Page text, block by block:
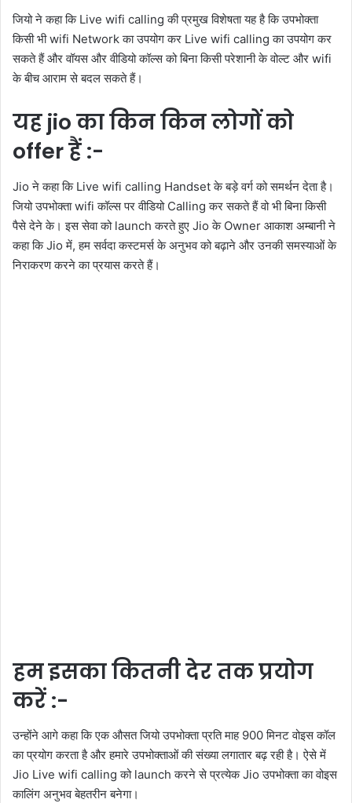
जियो ने कहा कि Live wifi calling की प्रमुख विशेषता यह है कि उपभोक्‍ता
किसी भी wifi Network का उपयोग कर Live wifi calling का उपयोग कर
सकते हैं और वॉयस और वीडियो कॉल्‍स को बिना किसी परेशानी के वोल्‍ट और wifi
के बीच आराम से बदल सकते हैं।
यह jio का किन किन लोगों को
offer हैं :-
Jio ने कहा कि Live wifi calling Handset के बड़े वर्ग को समर्थन देता है।
जियो उपभोक्‍ता wifi कॉल्‍स पर वीडियो Calling कर सकते हैं वो भी बिना किसी
पैसे देने के। इस सेवा को launch करते हुए Jio के Owner आकाश अम्बानी ने
कहा कि Jio में, हम सर्वदा कस्टमर्स के अनुभव को बढ़ाने और उनकी समस्‍याओं के
निराकरण करने का प्रयास करते हैं।
हम इसका कितनी देर तक प्रयोग
करें :-
उन्‍होंने आगे कहा कि एक औसत जियो उपभोक्‍ता प्रति माह 900 मिनट वोइस कॉल
का प्रयोग करता है और हमारे उपभोक्‍ताओं की संख्‍या लगातार बढ़ रही है। ऐसे में
Jio Live wifi calling को launch करने से प्रत्‍येक Jio उपभोक्‍ता का वोइस
कालिंग अनुभव बेहतरीन बनेगा।